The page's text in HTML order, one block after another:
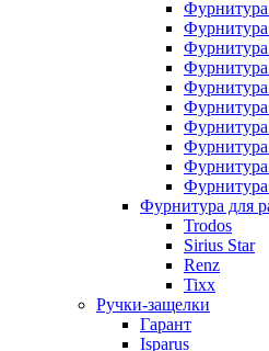
Фурнитура
Фурнитура
Фурнитура
Фурнитура для
Trodos
Sirius Star
Renz
Tixx
Ручки-защелки
Гарант
Isparus